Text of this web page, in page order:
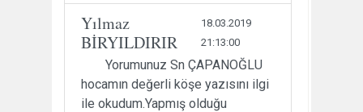
Yılmaz
BİRYILDIRIR
18.03.2019
21:13:00
Yorumunuz Sn ÇAPANOĞLU
hocamın değerli köşe yazısını ilgi
ile okudum.Yapmış olduğu